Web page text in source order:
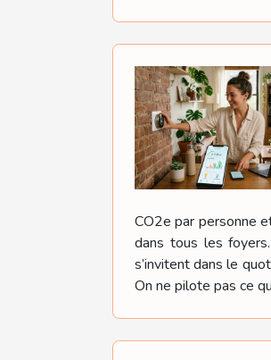
CO2e par personne
dans tous les
s’invitent dans le
On ne pilote pas ce